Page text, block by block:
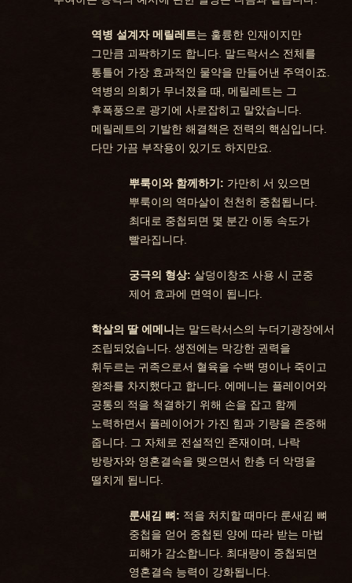
역병 설계자 메릴레트는 훌륭한 인재이지만
그만큼 괴팍하기도 합니다. 말드락서스 전체를
통틀어 가장 효과적인 물약을 만들어낸 주역이죠.
역병의 의회가 무너졌을 때, 메릴레트는 그
후폭풍으로 광기에 사로잡히고 말았습니다.
메릴레트의 기발한 해결책은 전력의 핵심입니다.
다만 가끔 부작용이 있기도 하지만요.
뿌룩이와 함께하기: 가만히 서 있으면
뿌룩이의 역마살이 천천히 중첩됩니다.
최대로 중첩되면 몇 분간 이동 속도가
빨라집니다.
궁극의 형상: 살덩이창조 사용 시 군중
제어 효과에 면역이 됩니다.
학살의 딸 에메니는 말드락서스의 누더기광장에서
조립되었습니다. 생전에는 막강한 권력을
휘두르는 귀족으로서 혈육을 수백 명이나 죽이고
왕좌를 차지했다고 합니다. 에메니는 플레이어와
공통의 적을 척결하기 위해 손을 잡고 함께
노력하면서 플레이어가 가진 힘과 기량을 존중해
줍니다. 그 자체로 전설적인 존재이며, 나락
방랑자와 영혼결속을 맺으면서 한층 더 악명을
떨치게 됩니다.
룬새김 뼈: 적을 처치할 때마다 룬새김 뼈
중첩을 얻어 중첩된 양에 따라 받는 마법
피해가 감소합니다. 최대량이 중첩되면
영혼결속 능력이 강화됩니다.